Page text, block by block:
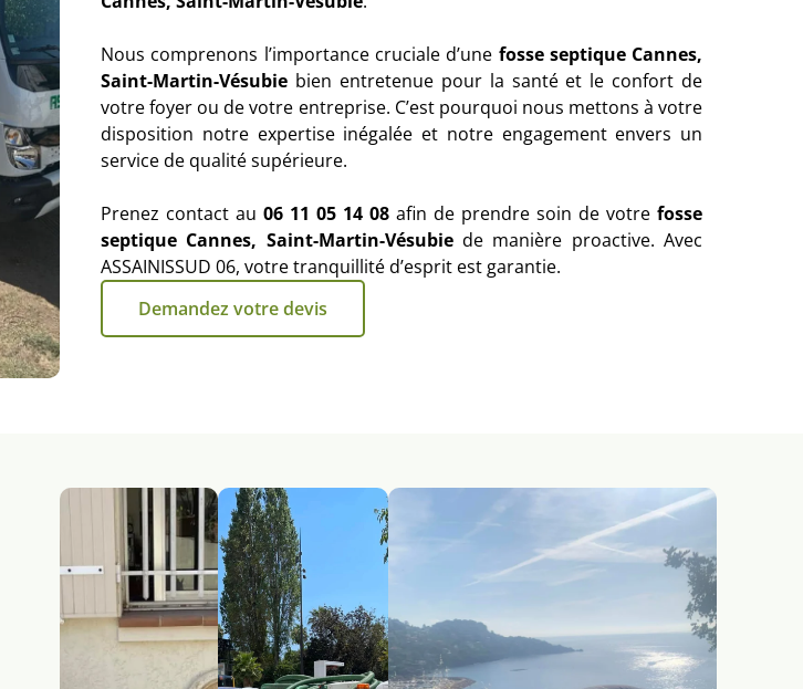
Nous comprenons l’importance cruciale d’une fosse septiqueCannes,
Saint-Martin-Vésubie bien entretenue pour la santé et le confort de
votre foyer ou de votre entreprise. C’est pourquoi nous mettons à votre
disposition notre expertise inégalée et notre engagement envers un
service de qualité supérieure.
Prenez contact au06 11 05 14 08 afin de prendre soin de votrefosse
septique Cannes, Saint-Martin-Vésubiede manière proactive. Avec
ASSAINISSUD 06, votre tranquillité d’esprit est garantie.
Demandez votre devis